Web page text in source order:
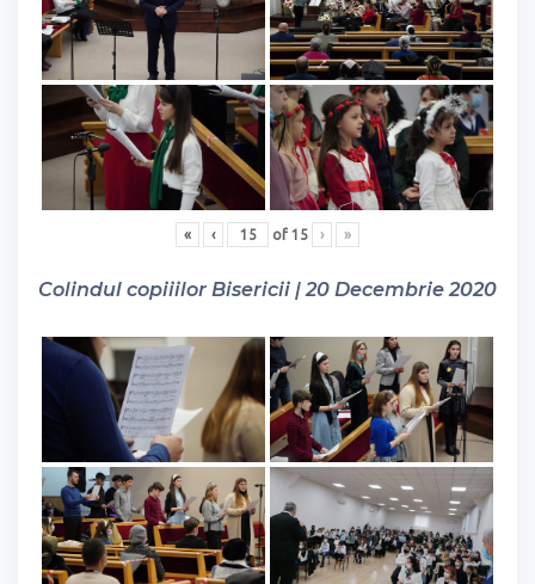
« ‹ of 15 › »
Colindul copiiilor Bisericii | 20 Decembrie 2020